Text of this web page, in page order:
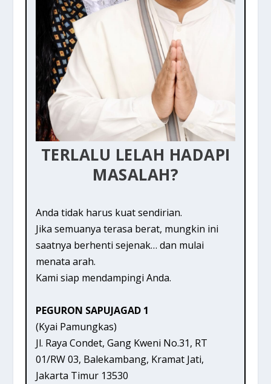
TERLALU LELAH HADAPI
MASALAH?
Anda tidak harus kuat sendirian.
Jika semuanya terasa berat, mungkin ini
saatnya berhenti sejenak… dan mulai
menata arah.
Kami siap mendampingi Anda.
PEGURON SAPUJAGAD 1
(Kyai Pamungkas)
Jl. Raya Condet, Gang Kweni No.31, RT
01/RW 03, Balekambang, Kramat Jati,
Jakarta Timur 13530